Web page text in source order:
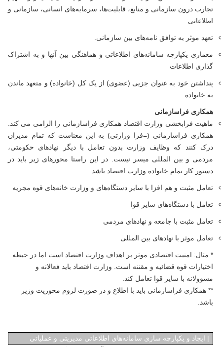
تجارب درون سازمانی و منابع، قابلیت‌ها، سرمایه‌های انسانی، سازمانی و
اطلاعاتی
تعهد موثر به توافق نامه‌های بین سازمانی.
معماری یکپارچه سامانه‌های اطلاعاتی و هماهنگی بین آنها و به اشتراک
گذاری اطلاعات
پنداشتن خود به عنوان جزیی (عضوی) از یک کل (خانواده) و متعهد ماندن
به خانواده.
همکاری فراسازمانی
ماهیت فرابخشی وزارت اقتصاد همکاری فراسازمانی را الزامی می کند.
همکاری فراسازمانی (=فرا وزارتی) به این معناست که تمام مدیران
درک کنند که وظایف وزارت بدون تعامل با دیگر نهادهای حکومتی،
مردمی و بین المللی میسر نیست. در این راستا محورهای زیر باید در
دستور کار تمام خانواده وزارت اقتصاد باشد.
تعامل مثبت و هم افزا با سایر دستگاه‌های و وزارت خانه‌های قوه مجریه
تعامل با دستگاه‌های سایر قوا
تعامل مثبت با جامعه و نهادهای مردمی
تعامل موثر با نهادهای بین المللی
* مثال: امنیت اقتصادی موثر بر اهداف وزارت اقتصاد است اما در حیطه
اختیارات قوه قضائیه و مقننه است. وزارت اقتصاد باید فعالانه و
مسوولانه با سایر قوا تعامل کند.
** همکاری فراسازمانی باید با اطلاع و در صورت لزوم محوریت وزیر
باشد.
| ایجاد و یکپارچه سازی سامانه‌های اطلاعاتی مدیریتی و عملیاتی